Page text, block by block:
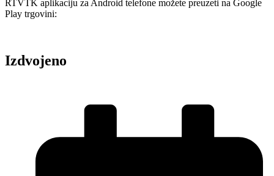
RTVTK aplikaciju za Android telefone možete preuzeti na Google
Play trgovini:
Izdvojeno